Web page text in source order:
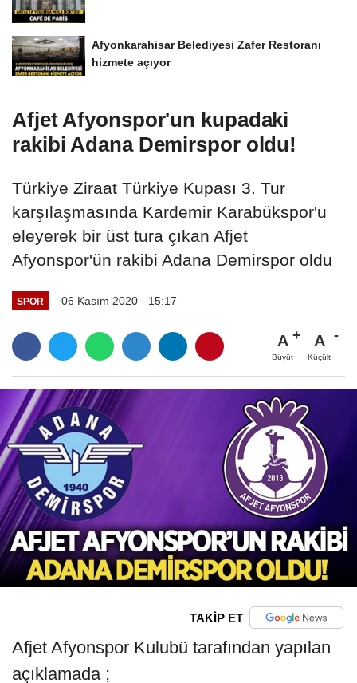
Afyonkarahisar Belediyesi Zafer Restoranı
hizmete açıyor
Afjet Afyonspor'un kupadaki
rakibi Adana Demirspor oldu!
Türkiye Ziraat Türkiye Kupası 3. Tur
karşılaşmasında Kardemir Karabükspor'u
eleyerek bir üst tura çıkan Afjet
Afyonspor'ün rakibi Adana Demirspor oldu
SPOR 06 Kasım 2020 - 15:17
A
Büyüt
A
Küçült
TAKİP ET
Afjet Afyonspor Kulubü tarafından yapılan
açıklamada ;